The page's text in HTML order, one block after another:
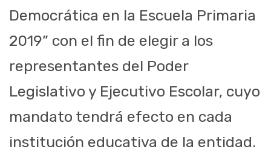
Democrática en la Escuela Primaria
2019” con el fin de elegir a los
representantes del Poder
Legislativo y Ejecutivo Escolar, cuyo
mandato tendrá efecto en cada
institución educativa de la entidad.